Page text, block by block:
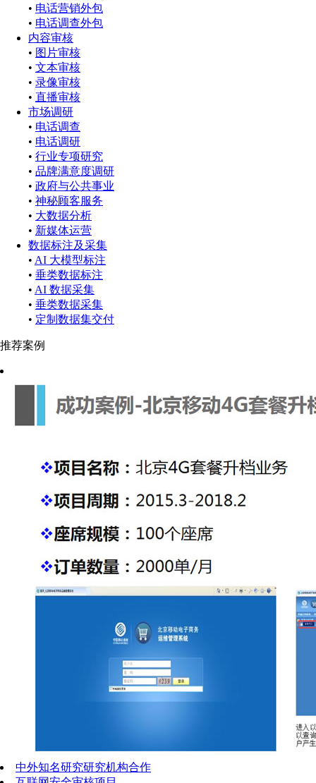
• 电话营销外包
• 电话调查外包
内容审核
• 图片审核
• 文本审核
• 录像审核
• 直播审核
市场调研
• 电话调查
• 电话调研
• 行业专项研究
• 品牌满意度调研
• 政府与公共事业
• 神秘顾客服务
• 大数据分析
• 新媒体运营
数据标注及采集
• AI 大模型标注
• 垂类数据标注
• AI 数据采集
• 垂类数据采集
• 定制数据集交付
推荐案例
中外知名研究研究机构合作